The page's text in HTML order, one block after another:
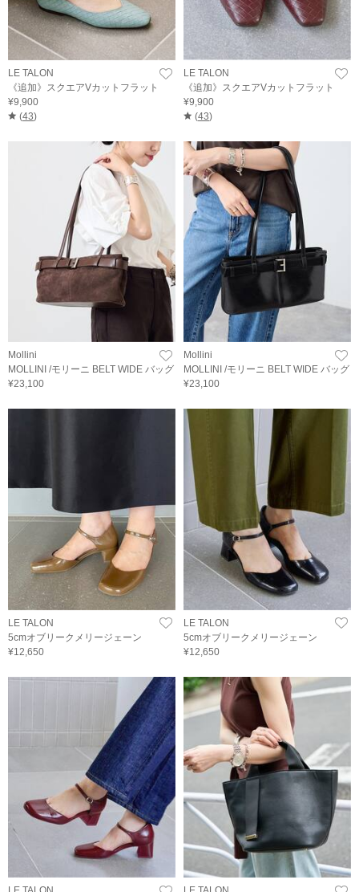
LE TALON
《追加》スクエアVカットフラット
¥9,900
(43)
LE TALON
《追加》スクエアVカットフラット
¥9,900
(43)
Mollini
MOLLINI /モリーニ BELT WIDE バッグ
¥23,100
Mollini
MOLLINI /モリーニ BELT WIDE バッグ
¥23,100
LE TALON
5cmオブリークメリージェーン
¥12,650
LE TALON
5cmオブリークメリージェーン
¥12,650